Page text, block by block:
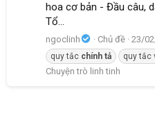
hoa cơ bản - Đầu câu,
Tổ...
ngoclinh Chủ đề 23/
quy tắc chính tả quy tắc
Chuyện trò linh tinh